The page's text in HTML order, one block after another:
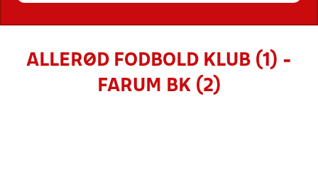
ALLERØD FODBOLD KLUB (1) -
FARUM BK (2)